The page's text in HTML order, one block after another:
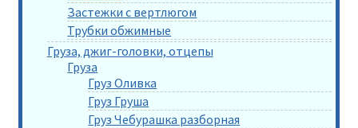
Застежки с вертлюгом
Трубки обжимные
Груза, джиг-головки, отцепы
Груза
Груз Оливка
Груз Груша
Груз Чебурашка разборная